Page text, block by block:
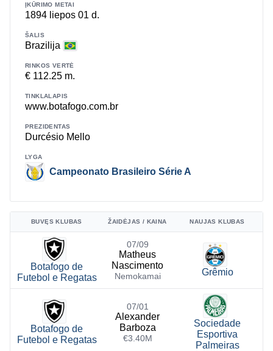
ĮKŪRIMO METAI
1894 liepos 01 d.
ŠALIS
Brazilija
RINKOS VERTĖ
€ 112.25 m.
TINKLALAPIS
www.botafogo.com.br
PREZIDENTAS
Durcésio Mello
LYGA
Campeonato Brasileiro Série A
BUVĘS KLUBAS ŽAIDĖJAS / KAINA NAUJAS KLUBAS
Botafogo de
Futebol e Regatas
07/09
Matheus
Nascimento
Nemokamai Grêmio
Botafogo de
Futebol e Regatas
07/01
Alexander
Barboza
€3.40M
Sociedade
Esportiva
Palmeiras